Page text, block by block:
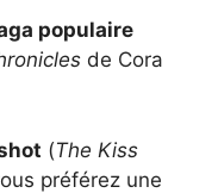
populaire
de Cora
(The Kiss
préférez une